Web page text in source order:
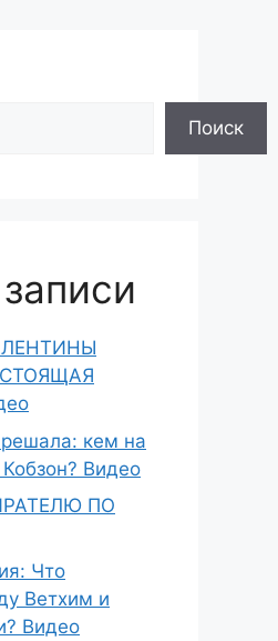
Поиск
кем на
Видео
ПО
Что
Ветхим и
Видео